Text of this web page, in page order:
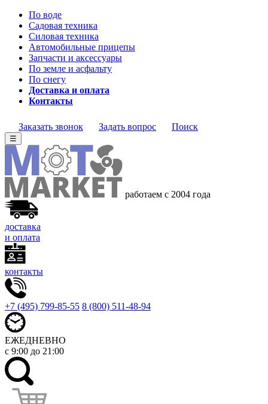
По воде
Садовая техника
Силовая техника
Автомобильные прицепы
Запчасти и аксессуары
По земле и асфальту
По снегу
Доставка и оплата
Контакты
Заказать звонок Задать вопрос Поиск
☰
работаем с 2004 года
доставка
и оплата
контакты
+7 (495) 799-85-55 8 (800) 511-48-94
ЕЖЕДНЕВНО
с 9:00 до 21:00